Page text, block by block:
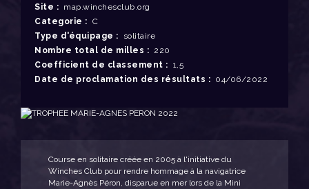
Site : map.winchesclub.org
Categorie : C
Type d'équipage : solitaire
Nombre total de milles : 220
Coefficient de classement : 1,5
Date de proclamation des résultats : 04/06/2022
Course en solitaire créée en 2005 à l'initiative du
Winches Club pour rendre hommage à la navigatrice
Marie-Agnès Péron, disparue en mer lors de la Mini